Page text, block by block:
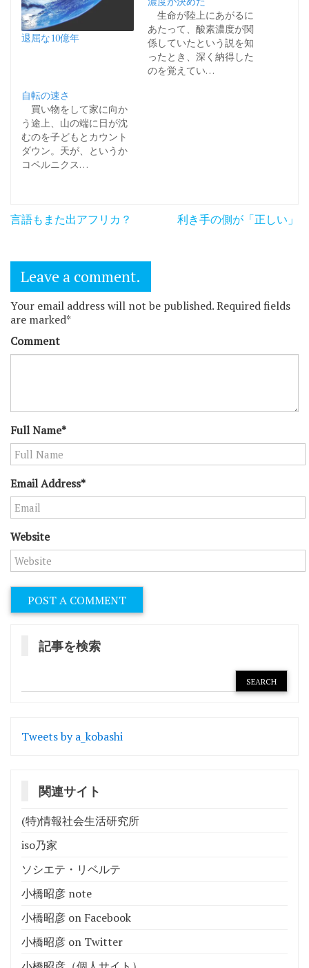
退屈な10億年
生命が陸上にあがるに
あたって、酸素濃度が関
係していたという説を知
ったとき、深く納得した
のを覚えてい…
自転の速さ
買い物をして家に向か
う途上、山の端に日が沈
むのを子どもとカウント
ダウン。天が、というか
コペルニクス…
投
ナ
ビ
ゲ
ー
シ
言語もまた出アフリカ？ 利き手の側が「正しい」
Leave a comment.
Your email address will not be published. Required fields
are marked*
Comment
Full Name*
Email Address*
Website
記事を検索
Tweets by a_kobashi
関連サイト
(特)情報社会生活研究所
iso乃家
ソシエテ・リベルテ
小橋昭彦 note
小橋昭彦 on Facebook
小橋昭彦 on Twitter